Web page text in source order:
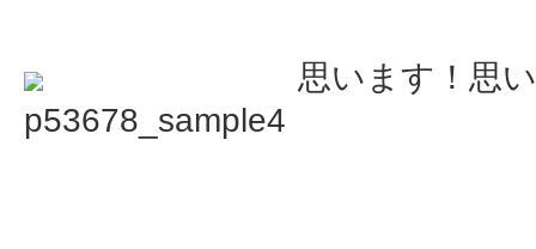
思います！思